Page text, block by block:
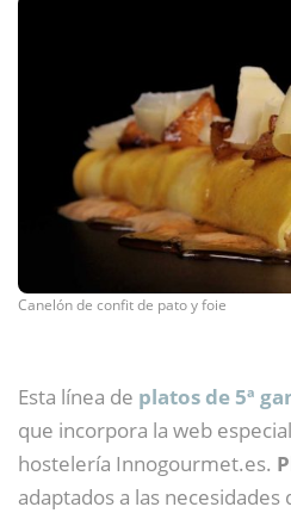
Canelón de confit de pato y foie
Esta línea de platos de 5ª
que incorpora la web
hostelería Innogourmet.es.
adaptados a las